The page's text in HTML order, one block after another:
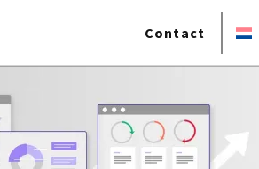
Contact